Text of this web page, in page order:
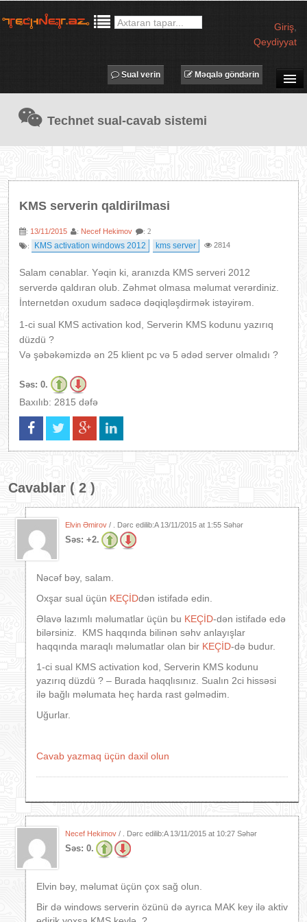
Giriş
Qeydiyyat
TECHNET TV
MƏQALƏLƏR
XƏBƏRLƏR
Məqalə göndərin
Sual verin
Technet sual-cavab sistemi
KMS serverin qaldirilmasi
: 13/11/2015 : Necef Hekimov
: 2
:
KMS activation windows 2012 kms server 2814
Salam cənablar. Yəqin ki, aranızda KMS serveri 2012
serverdə qaldıran olub. Zəhmət olmasa məlumat verərdiniz.
İnternetdən oxudum sadəcə dəqiqləşdirmək istəyirəm.
1-ci sual KMS activation kod, Serverin KMS kodunu yazırıq
düzdü ?
Və şəbəkəmizdə ən 25 klient pc və 5 ədəd server olmalıdı ?
Səs: 0.
Baxılıb: 2815 dəfə
Cavablar ( 2 )
Elvin Əmirov / . Dərc edilib:A 13/11/2015 at 1:55 Səhər
Səs: +2.
Nəcəf bəy, salam.
Oxşar sual üçün KEÇİDdən istifadə edin.
Əlavə lazımlı məlumatlar üçün bu KEÇİD-dən istifadə edə
bilərsiniz. KMS haqqında bilinən səhv anlayışlar
haqqında maraqlı məlumatlar olan bir KEÇİD-də budur.
1-ci sual KMS activation kod, Serverin KMS kodunu
yazırıq düzdü ? – Burada haqqlısınız. Sualın 2ci hissəsi
ilə bağlı məlumata heç harda rast gəlmədim.
Uğurlar.
Cavab yazmaq üçün daxil olun
Necef Hekimov / . Dərc edilib:A 13/11/2015 at 10:27 Səhər
Səs: 0.
Elvin bəy, məlumat üçün çox sağ olun.
Bir də windows serverin özünü də ayrıca MAK key ilə aktiv